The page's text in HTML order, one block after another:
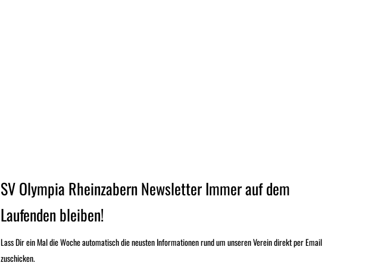
SV Olympia Rheinzabern Newsletter Immer auf dem
Laufenden bleiben!
Lass Dir ein Mal die Woche automatisch die neusten Informationen rund um unseren Verein direkt per Email
zuschicken.